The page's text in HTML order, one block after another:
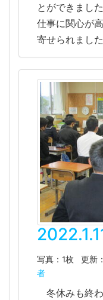
とができまし
仕事に関心が
寄せられました
写真：1枚 更新
者
冬休みも終